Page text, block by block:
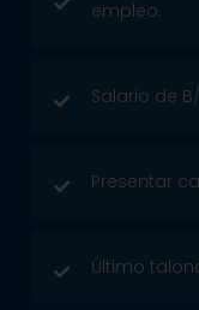
empleo.
Salario de
Presentar
Último